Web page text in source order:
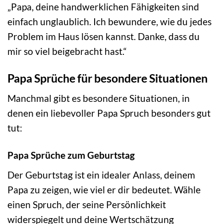
„Papa, deine handwerklichen Fähigkeiten sind
einfach unglaublich. Ich bewundere, wie du jedes
Problem im Haus lösen kannst. Danke, dass du
mir so viel beigebracht hast.“
Papa Sprüche für besondere Situationen
Manchmal gibt es besondere Situationen, in
denen ein liebevoller Papa Spruch besonders gut
tut:
Papa Sprüche zum Geburtstag
Der Geburtstag ist ein idealer Anlass, deinem
Papa zu zeigen, wie viel er dir bedeutet. Wähle
einen Spruch, der seine Persönlichkeit
widerspiegelt und deine Wertschätzung